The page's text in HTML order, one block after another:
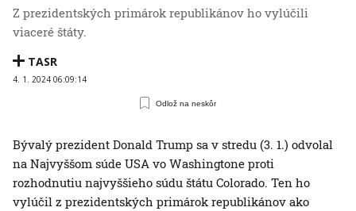
Z prezidentských primárok republikánov ho vylúčili
viaceré štáty.
TASR
4. 1. 2024 06:09:14
Odlož na neskôr
Bývalý prezident Donald Trump sa v stredu (3. 1.) odvolal
na Najvyššom súde USA vo Washingtone proti
rozhodnutiu najvyššieho súdu štátu Colorado. Ten ho
vylúčil z prezidentských primárok republikánov ako